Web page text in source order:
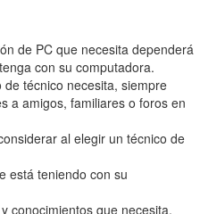
de PC que necesita dependerá
con su computadora.
técnico necesita, siempre
a amigos, familiares o foros en
al elegir un técnico de
está teniendo con su
conocimientos que necesita.